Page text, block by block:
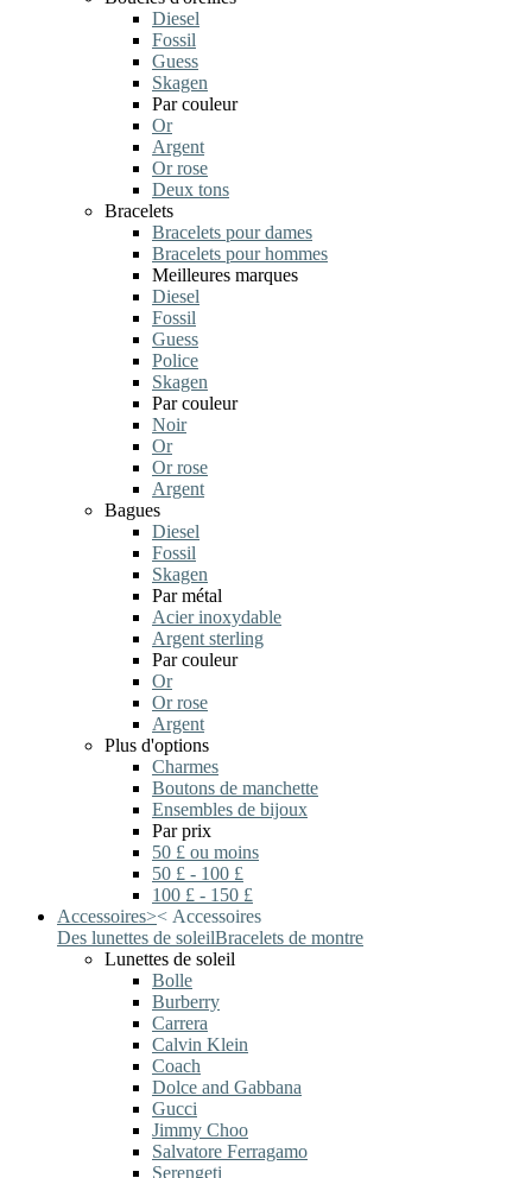
Diesel
Fossil
Guess
Skagen
Par couleur
Or
Argent
Or rose
Deux tons
Bracelets
Bracelets pour dames
Bracelets pour hommes
Meilleures marques
Diesel
Fossil
Guess
Police
Skagen
Par couleur
Noir
Or
Or rose
Argent
Bagues
Diesel
Fossil
Skagen
Par métal
Acier inoxydable
Argent sterling
Par couleur
Or
Or rose
Argent
Plus d'options
Charmes
Boutons de manchette
Ensembles de bijoux
Par prix
50 £ ou moins
50 £ - 100 £
100 £ - 150 £
Accessoires>< Accessoires
Des lunettes de soleilBracelets de montre
Lunettes de soleil
Bolle
Burberry
Carrera
Calvin Klein
Coach
Dolce and Gabbana
Gucci
Jimmy Choo
Salvatore Ferragamo
Serengeti